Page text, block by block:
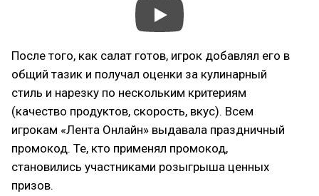
После того, как салат готов, игрок добавлял его в
общий тазик и получал оценки за кулинарный
стиль и нарезку по нескольким критериям
(качество продуктов, скорость, вкус). Всем
игрокам «Лента Онлайн» выдавала праздничный
промокод. Те, кто применял промокод,
становились участниками розыгрыша ценных
призов.